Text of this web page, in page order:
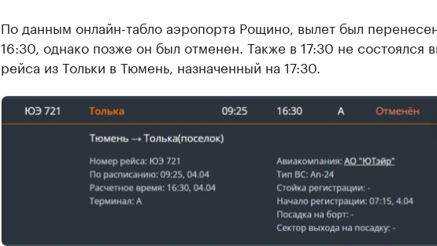
По данным онлайн-табло аэропорта Рощино, вылет был
16:30, однако позже он был отменен. Также в 17:30 не состоялся
рейса из Тольки в Тюмень, назначенный на 17:30.